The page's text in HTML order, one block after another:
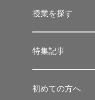
授業を探す
特集記事
初めての方へ